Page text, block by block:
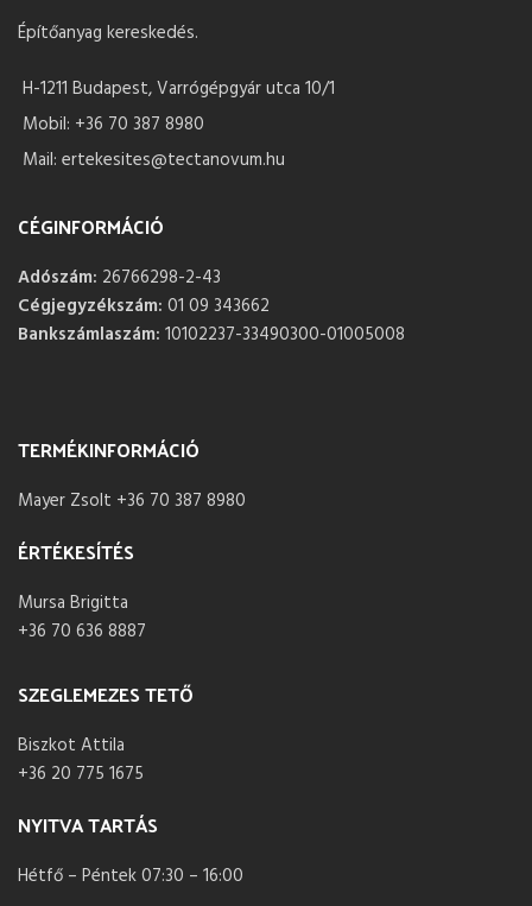
Építőanyag kereskedés.
H-1211 Budapest, Varrógépgyár utca 10/1
Mobil: +36 70 387 8980
Mail: ertekesites@tectanovum.hu
CÉGINFORMÁCIÓ
Adószám: 26766298-2-43
Cégjegyzékszám: 01 09 343662
Bankszámlaszám: 10102237-33490300-01005008
TERMÉKINFORMÁCIÓ
Mayer Zsolt +36 70 387 8980
ÉRTÉKESÍTÉS
Mursa Brigitta
+36 70 636 8887
SZEGLEMEZES TETŐ
Biszkot Attila
+36 20 775 1675
NYITVA TARTÁS
Hétfő – Péntek 07:30 – 16:00